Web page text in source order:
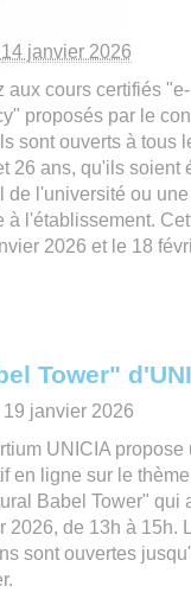
14 janvier 2026
aux cours certifiés "e-
proposés par le
sont ouverts à tous
26 ans, qu'ils soient
de l'université ou
à l'établissement.
2026 et le 18
Tower"
janvier 2026
UNICIA
en ligne sur le thème
Babel Tower" qui
2026, de 13h à 15h.
sont ouvertes